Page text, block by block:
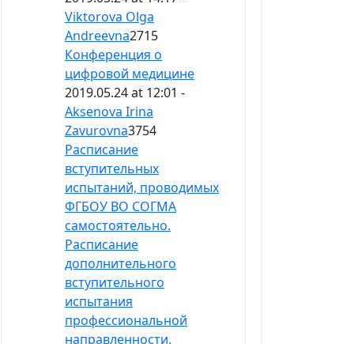
Viktorova Olga
Andreevna2715
Конференция о
цифровой медицине
2019.05.24 at 12:01 -
Aksenova Irina
Zavurovna3754
Расписание
вступительных
испытаний, проводимых
ФГБОУ ВО СОГМА
самостоятельно.
Расписание
дополнительного
вступительного
испытания
профессиональной
направленности.